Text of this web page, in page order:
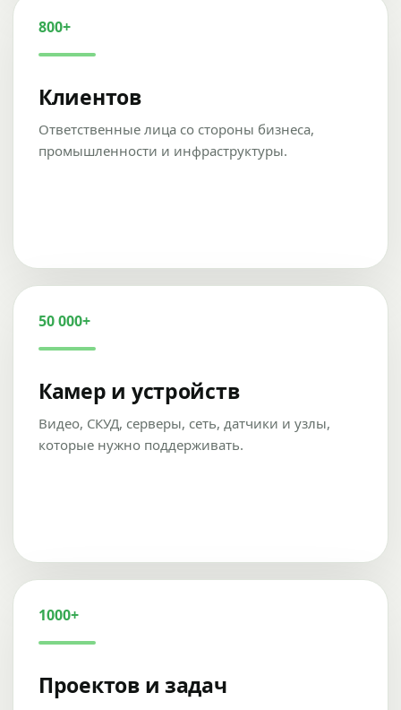
800+
Клиентов
Ответственные лица со стороны бизнеса,
промышленности и инфраструктуры.
50 000+
Камер и устройств
Видео, СКУД, серверы, сеть, датчики и узлы,
которые нужно поддерживать.
1000+
Проектов и задач